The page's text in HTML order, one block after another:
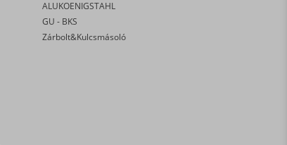
ALUKOENIGSTAHL
GU - BKS
Zárbolt&Kulcsmásoló